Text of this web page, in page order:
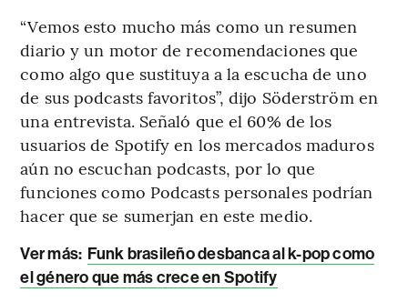
“Vemos esto mucho más como un resumen
diario y un motor de recomendaciones que
como algo que sustituya a la escucha de uno
de sus podcasts favoritos”, dijo Söderström en
una entrevista. Señaló que el 60% de los
usuarios de Spotify en los mercados maduros
aún no escuchan podcasts, por lo que
funciones como Podcasts personales podrían
hacer que se sumerjan en este medio.
Ver más: Funk brasileño desbanca al k-pop como
el género que más crece en Spotify